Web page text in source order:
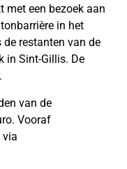
met een bezoek aan
in het
restanten van de
in Sint-Gillis. De
van de
Vooraf
via